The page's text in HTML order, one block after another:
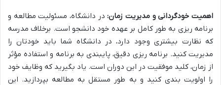
اهمیت خودگردانی و مدیریت زمان:در دانشگاه، مسئولیت مطالعه و
برنامه ریزی به طور کامل بر عهده خود دانشجو است. برخلاف مدرسه
که نظارت بیشتری وجود دارد، در دانشگاه شما باید خودتان را
مدیریت کنید. برنامه ریزی دقیق، پایبندی به برنامه و استفاده مؤثر
از زمان، کلید موفقیت در این دوران است. یاد بگیرید که وظایف خود
را اولویت بندی کنید و به طور مستقل به مطالعه بپردازید. این